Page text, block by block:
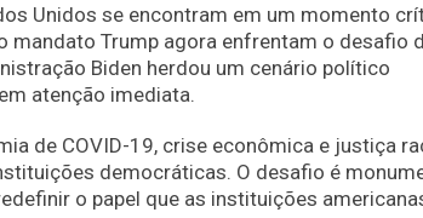
Unidos se encontram em um momento
Trump agora enfrentam o desafio
Biden herdou um cenário político
atenção imediata.
de COVID-19, crise econômica e justiça
democráticas. O desafio é
o papel que as instituições